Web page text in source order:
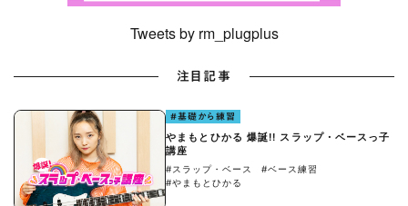
Tweets by rm_plugplus
注目記事
#基礎から練習
やまもとひかる 爆誕!! スラップ・ベースっ子
講座
#スラップ・ベース
#ベース練習
#やまもとひかる